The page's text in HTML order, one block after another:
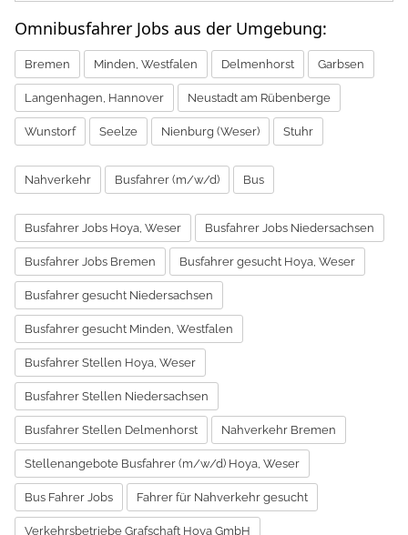
Omnibusfahrer Jobs aus der Umgebung:
Bremen Minden, Westfalen Delmenhorst Garbsen
Langenhagen, Hannover Neustadt am Rübenberge
Wunstorf Seelze Nienburg (Weser) Stuhr
Nahverkehr Busfahrer (m/w/d) Bus
Busfahrer Jobs Hoya, Weser Busfahrer Jobs Niedersachsen
Busfahrer Jobs Bremen Busfahrer gesucht Hoya, Weser
Busfahrer gesucht Niedersachsen
Busfahrer gesucht Minden, Westfalen
Busfahrer Stellen Hoya, Weser
Busfahrer Stellen Niedersachsen
Busfahrer Stellen Delmenhorst Nahverkehr Bremen
Stellenangebote Busfahrer (m/w/d) Hoya, Weser
Bus Fahrer Jobs Fahrer für Nahverkehr gesucht
Verkehrsbetriebe Grafschaft Hoya GmbH